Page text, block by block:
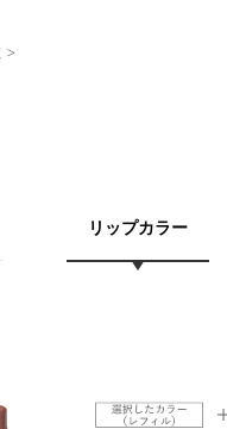
リップカラー